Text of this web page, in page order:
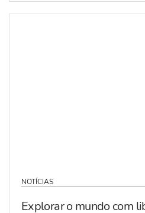
NOTÍCIAS
Explorar o mundo com